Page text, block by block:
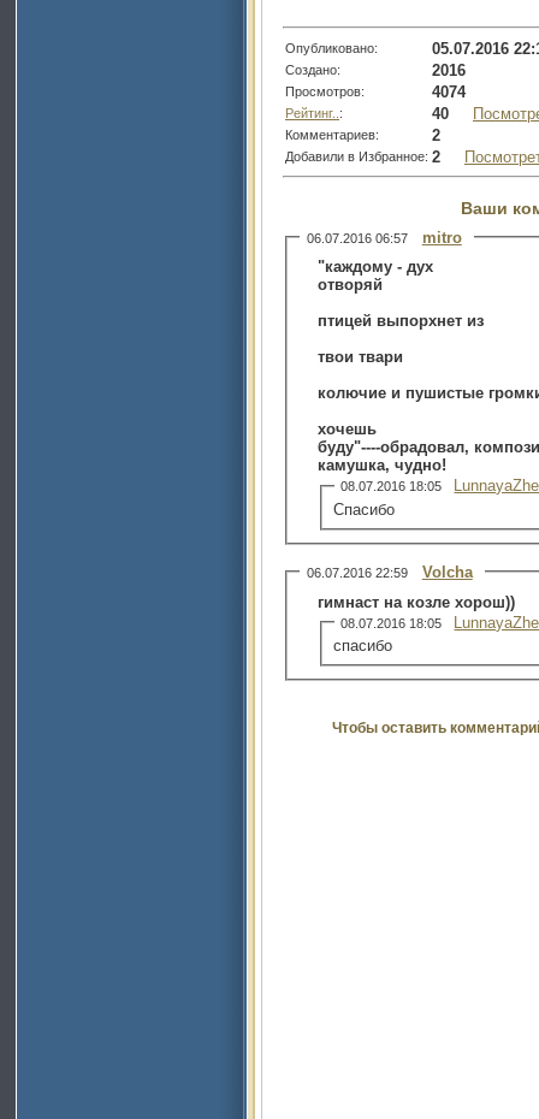
Опубликовано: 05.07.2016
Создано: 2016
Просмотров: 4074
Рейтинг.. : 40
Комментариев: 2
Добавили в Избранное: 2
Ваши
06.07.2016 06:57
mitro
"каждому - дух
отворяй
птицей выпорхнет из
твои твари
колючие и пушистые
хочешь
буду"----обрадовал,
камушка, чудно!
08.07.2016 18:05
Спасибо
06.07.2016 22:59
Volcha
гимнаст на козле хорош))
08.07.2016 18:05
спасибо
Чтобы оставить